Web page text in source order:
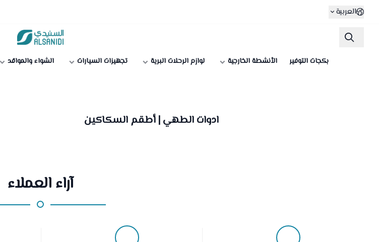
العربية
متجر السنيدي
بكجات التوفير الأنشطة الخارجية لوازم الرحلات البرية تجهيزات السيارات الشواء والمواقد
ادوات الطهي | أطقم السكاكين
آراء العملاء